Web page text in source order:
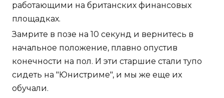
работающими на британских финансовых
площадках.
Замрите в позе на 10 секунд и вернитесь в
начальное положение, плавно опустив
конечности на пол. И эти старшие стали тупо
сидеть на "Юнистриме", и мы же еще их
обучали.